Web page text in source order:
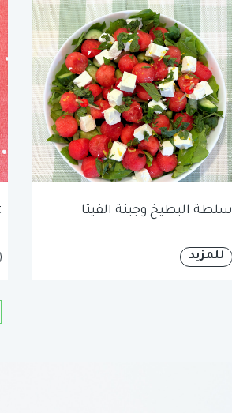
سلطة البطيخ وجبنة الفيتا
للمزيد